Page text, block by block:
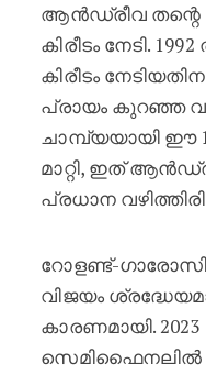
ആൻഡ്രീവ
കിരീടം നേടി.
കിരീടം
പ്രായം കുറഞ്ഞ
ചാമ്പ്യയായി ഈ
മാറ്റി, ഇത്
പ്രധാന
റോളണ്ട്-
വിജയം
കാരണമായി.
സെമിഫൈനലിൽ